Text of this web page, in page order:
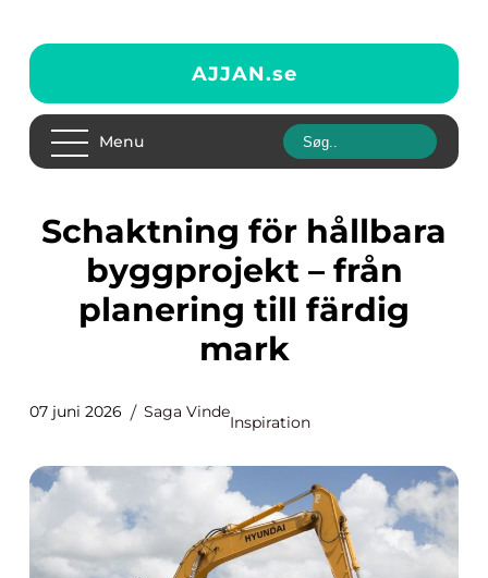
AJJAN.se
Menu
Schaktning för hållbara
byggprojekt – från
planering till färdig
mark
07 juni 2026 Saga Vinde
Inspiration